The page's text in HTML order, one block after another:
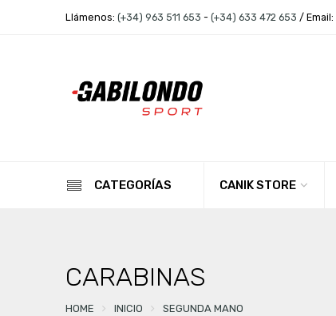
Llámenos: (+34) 963 511 653 - (+34) 633 472 653 / Email:
CATEGORÍAS CANIK STORE
CARABINAS
HOME INICIO SEGUNDA MANO